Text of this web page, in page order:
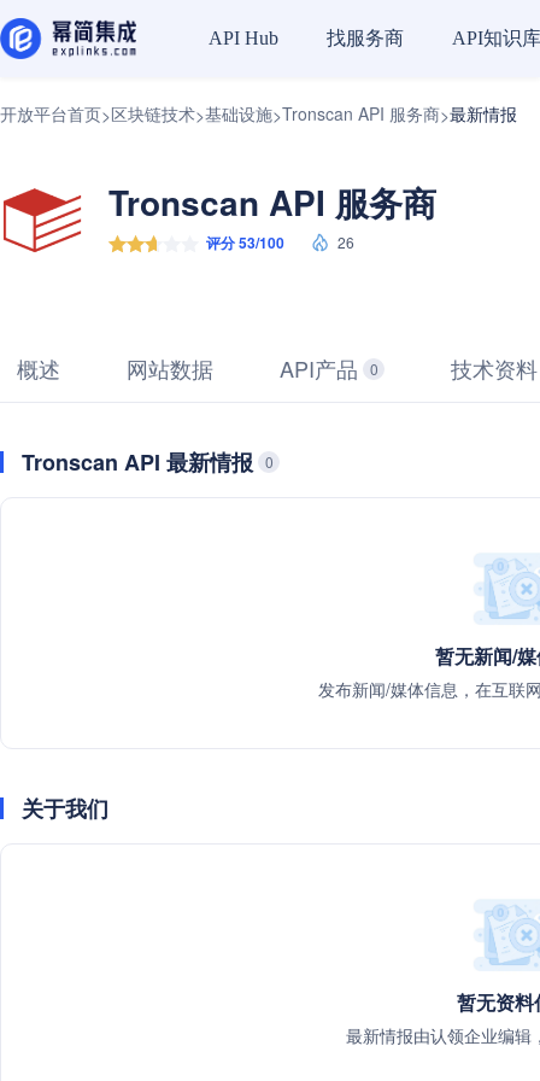
API Hub 找服务商 API知识库
开放平台首页>区块链技术>基础设施>Tronscan API 服务商>最新情报
Tronscan API 服务商
评分 53/100 26
概述 网站数据 API产品 0 技术资料
Tronscan API 最新情报 0
暂无新闻/
发布新闻/媒体信息，在互联
关于我们
暂无资料
最新情报由认领企业编辑